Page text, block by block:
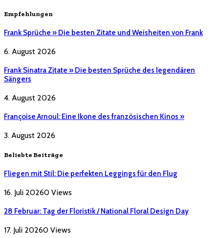
Empfehlungen
Frank Sprüche » Die besten Zitate und Weisheiten von Frank
6. August 2026
Frank Sinatra Zitate » Die besten Sprüche des legendären
Sängers
4. August 2026
Françoise Arnoul: Eine Ikone des französischen Kinos »
3. August 2026
Beliebte Beiträge
Fliegen mit Stil: Die perfekten Leggings für den Flug
16. Juli 20260 Views
28 Februar: Tag der Floristik / National Floral Design Day
17. Juli 20260 Views